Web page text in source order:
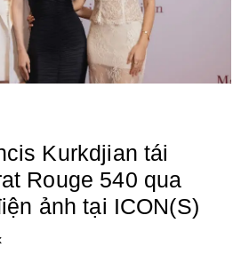
Kurkdjian tái
Rouge 540 qua
ảnh tại ICON(S)